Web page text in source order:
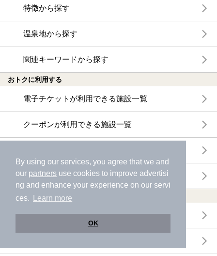
By using our services, you agree that we and
our partners use cookies to improve advertisi
ng and enhance your experience on our servi
ces.
Learn more
OK
特徴から探す
温泉地から探す
関連キーワードから探す
おトクに利用する
電子チケットが利用できる施設一覧
クーポンが利用できる施設一覧
今月の新着電子チケット・クーポン一覧
特集・ニュース
ニフティ温泉ニュース